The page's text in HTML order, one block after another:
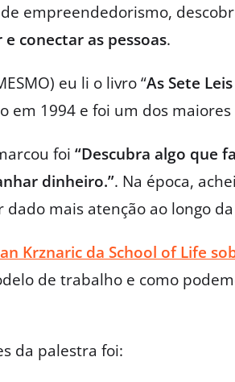
empreendedorismo,
conectar as pessoas.
eu li o livro “As Sete
em 1994 e foi um dos maiores
foi “Descubra algo que
dinheiro.”. Na época,
mais atenção ao longo
Krznaric da School of Life
de trabalho e como
da palestra foi: